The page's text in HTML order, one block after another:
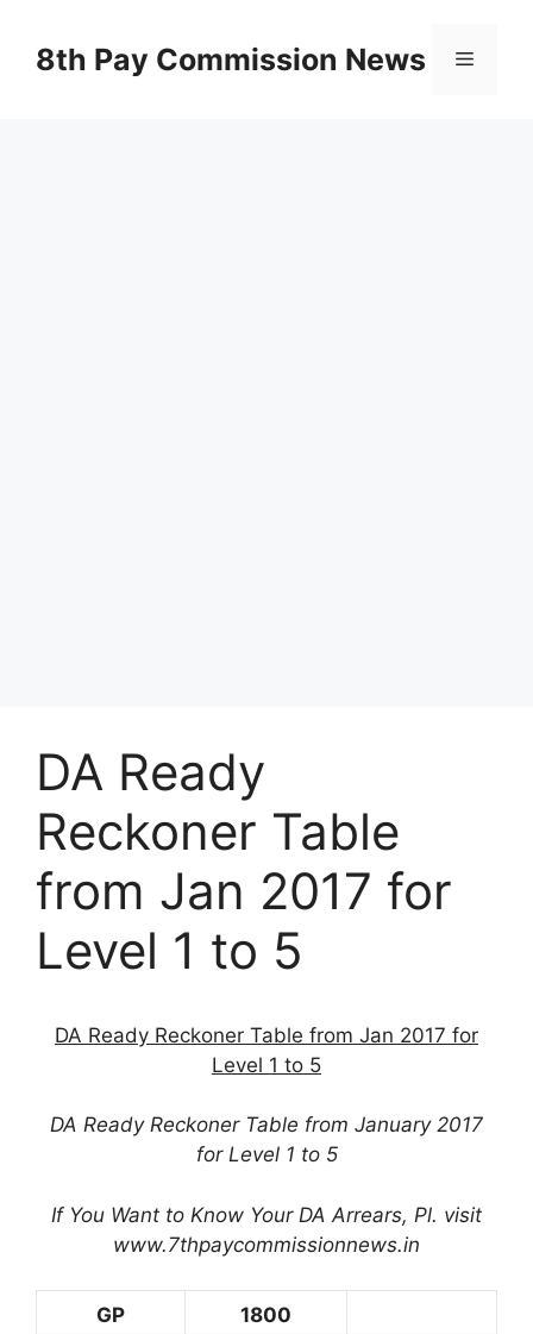
content8th Pay Commission News Menu
DA Ready
Reckoner Table
from Jan 2017 for
Level 1 to 5
DA Ready Reckoner Table from Jan 2017 for
Level 1 to 5
DA Ready Reckoner Table from January 2017
for Level 1 to 5
If You Want to Know Your DA Arrears, Pl. visit
www.7thpaycommissionnews.in
GP 1800